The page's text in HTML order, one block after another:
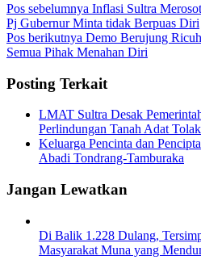
Pos sebelumnya Inflasi Sultra
Pj Gubernur Minta tidak Berpuas Diri
Pos berikutnya Demo Berujung
Semua Pihak Menahan Diri
Posting Terkait
LMAT Sultra Desak
Perlindungan Tanah Adat
Keluarga Pencinta dan
Abadi Tondrang-Tamburaka
Jangan Lewatkan
Di Balik 1.228 Dulang,
Masyarakat Muna yang